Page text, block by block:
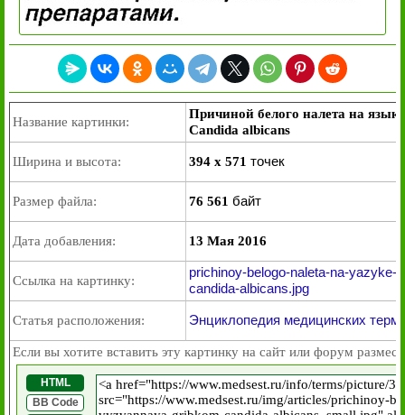
Название картинки:
Причиной белого налета на
Candida albicans
Ширина и высота: 394 x 571 точек
Размер файла: 76 561 байт
Дата добавления: 13 Мая 2016
Ссылка на картинку:
prichinoy-belogo-naleta-na-
candida-albicans.jpg
Статья расположения: Энциклопедия медицинских
Если вы хотите вставить эту картинку на сайт или форум
HTML
BB Code